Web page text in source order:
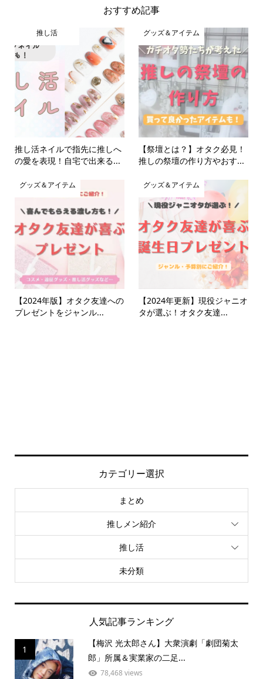
おすすめ記事
推し活
推し活ネイルで指先に推しへ
の愛を表現！自宅で出来る...
グッズ＆アイテム
【祭壇とは？】オタク必見！
推しの祭壇の作り方やおす...
グッズ＆アイテム
【2024年版】オタク友達への
プレゼントをジャンル...
グッズ＆アイテム
【2024年更新】現役ジャニオ
タが選ぶ！オタク友達...
カテゴリー選択
まとめ
推しメン紹介
推し活
未分類
人気記事ランキング
1
【梅沢 光太郎さん】大衆演劇「劇団菊太
郎」所属＆実業家の二足...
78,468 views